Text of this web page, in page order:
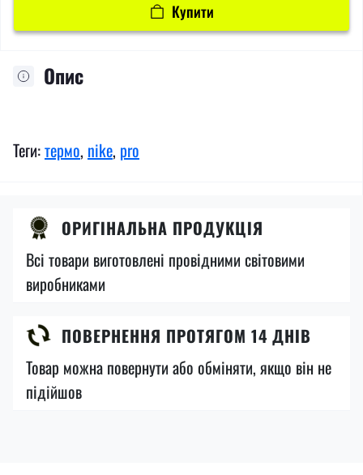
Купити
Опис
Теги:термо, nike, pro
ОРИГІНАЛЬНА ПРОДУКЦІЯ
Всі товари виготовлені провідними світовими
виробниками
ПОВЕРНЕННЯ ПРОТЯГОМ 14 ДНІВ
Товар можна повернути або обміняти, якщо він не
підійшов